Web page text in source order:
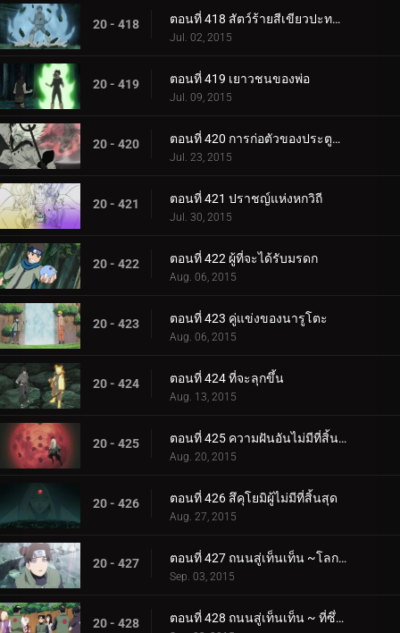
20 - 418 ตอนที่ 418 สัตว์ร้ายสีเขียวปะทะมาดาระหกวิถี
Jul. 02, 2015
20 - 419 ตอนที่ 419 เยาวชนของพ่อ
Jul. 09, 2015
20 - 420 ตอนที่ 420 การก่อตัวของประตูด้านในทั้งแปด
Jul. 23, 2015
20 - 421 ตอนที่ 421 ปราชญ์แห่งหกวิถี
Jul. 30, 2015
20 - 422 ตอนที่ 422 ผู้ที่จะได้รับมรดก
Aug. 06, 2015
20 - 423 ตอนที่ 423 คู่แข่งของนารูโตะ
Aug. 06, 2015
20 - 424 ตอนที่ 424 ที่จะลุกขึ้น
Aug. 13, 2015
20 - 425 ตอนที่ 425 ความฝันอันไม่มีที่สิ้นสุด
Aug. 20, 2015
20 - 426 ตอนที่ 426 สึคุโยมิผู้ไม่มีที่สิ้นสุด
Aug. 27, 2015
20 - 427 ตอนที่ 427 ถนนสู่เท็นเท็น ~โลกแห่งความฝัน
Sep. 03, 2015
20 - 428 ตอนที่ 428 ถนนสู่เท็นเท็น ~ ที่ซึ่งเท็นเท็นอยู่